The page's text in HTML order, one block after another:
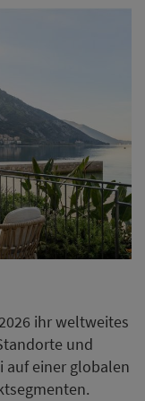
ihr weltweites
und
auf einer globalen